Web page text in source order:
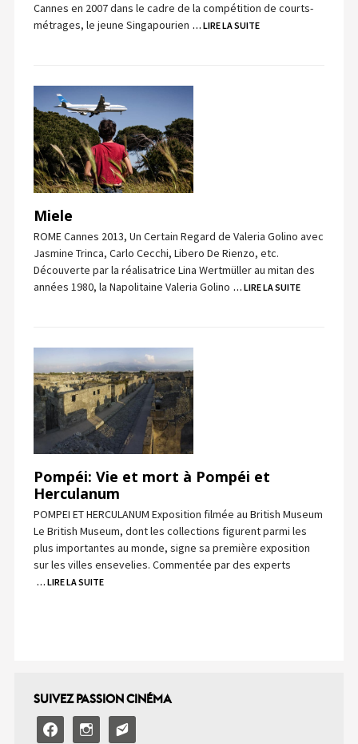
Cannes en 2007 dans le cadre de la compétition de courts-
métrages, le jeune Singapourien … LIRE LA SUITE
Miele
ROME Cannes 2013, Un Certain Regard de Valeria Golino avec
Jasmine Trinca, Carlo Cecchi, Libero De Rienzo, etc.
Découverte par la réalisatrice Lina Wertmüller au mitan des
années 1980, la Napolitaine Valeria Golino … LIRE LA SUITE
Pompéi: Vie et mort à Pompéi et
Herculanum
POMPEI ET HERCULANUM Exposition filmée au British Museum
Le British Museum, dont les collections figurent parmi les
plus importantes au monde, signe sa première exposition
sur les villes ensevelies. Commentée par des experts
… LIRE LA SUITE
SUIVEZ PASSION CINÉMA
facebookinstagramemail-
alt2